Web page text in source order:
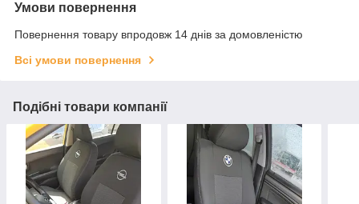
Умови повернення
Повернення товару впродовж 14 днів за домовленістю
Всі умови повернення
Подібні товари компанії